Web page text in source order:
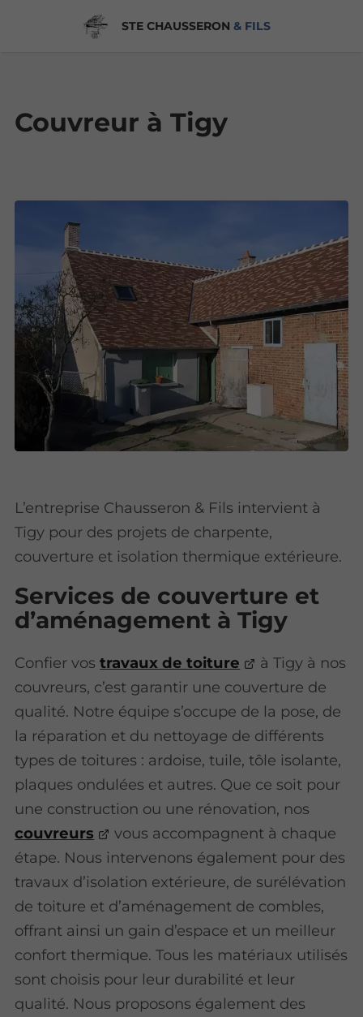
STE CHAUSSERON & FILS
Couvreur à Tigy
L’entreprise Chausseron & Fils intervient à
Tigy pour des projets de charpente,
couverture et isolation thermique extérieure.
Services de couverture et
d’aménagement à Tigy
Confier vostravaux de toiture
à Tigy à nos
couvreurs, c’est garantir une couverture de
qualité. Notre équipe s’occupe de la pose, de
la réparation et du nettoyage de différents
types de toitures : ardoise, tuile, tôle isolante,
plaques ondulées et autres. Que ce soit pour
une construction ou une rénovation, nos
couvreurs
vous accompagnent à chaque
étape. Nous intervenons également pour des
travaux d’isolation extérieure, de surélévation
de toiture et d’aménagement de combles,
offrant ainsi un gain d’espace et un meilleur
confort thermique. Tous les matériaux utilisés
sont choisis pour leur durabilité et leur
qualité. Nous proposons également des